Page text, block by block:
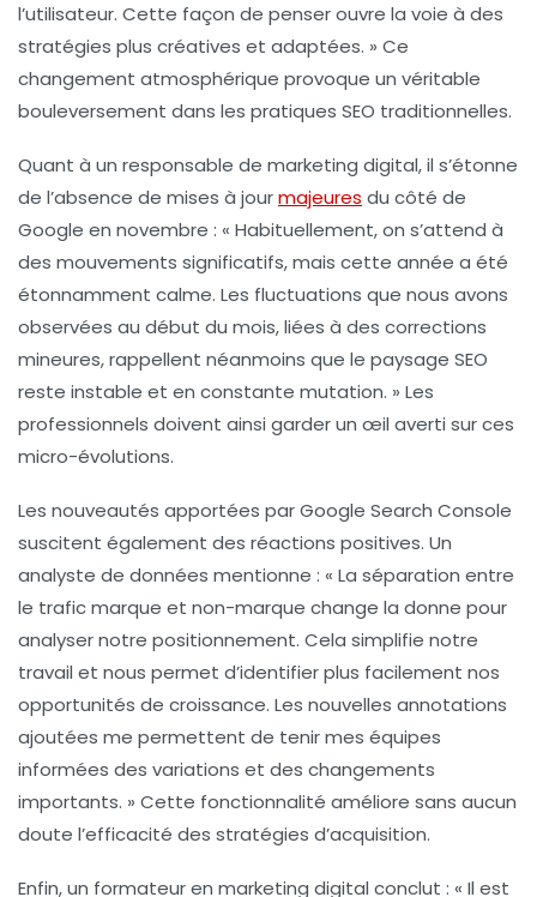
l’utilisateur. Cette façon de penser ouvre la voie à des
stratégies plus créatives et adaptées. » Ce
changement atmosphérique provoque un véritable
bouleversement dans les pratiques SEO traditionnelles.
Quant à un responsable de marketing digital, il s’étonne
de l’absence de mises à jourmajeures du côté de
Google en novembre : « Habituellement, on s’attend à
des mouvements significatifs, mais cette année a été
étonnamment calme. Les fluctuations que nous avons
observées au début du mois, liées à des corrections
mineures, rappellent néanmoins que le paysage SEO
reste instable et en constante mutation. » Les
professionnels doivent ainsi garder un œil averti sur ces
micro-évolutions.
Les nouveautés apportées parGoogle Search Console
suscitent également des réactions positives. Un
analyste de données mentionne : « La séparation entre
le trafic marque et non-marque change la donne pour
analyser notre positionnement. Cela simplifie notre
travail et nous permet d’identifier plus facilement nos
opportunités de croissance. Les nouvelles annotations
ajoutées me permettent de tenir mes équipes
informées des variations et des changements
importants. » Cette fonctionnalité améliore sans aucun
doute l’efficacité des stratégies d’acquisition.
Enfin, un formateur en marketing digital conclut : « Il est